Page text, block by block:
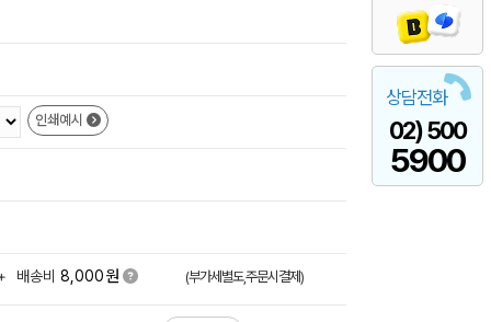
상담전화
02) 500
5900
인쇄예시
배송비 8,000원 (부가세별도,주문시결제)